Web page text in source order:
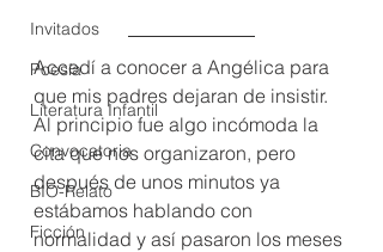
Invitados
Poesía
Literatura Infantil
Convocatoria
BIO-Relato
Ficción
Accedí a conocer a Angélica para
que mis padres dejaran de insistir.
Al principio fue algo incómoda la
cita que nos organizaron, pero
después de unos minutos ya
estábamos hablando con
normalidad y así pasaron los meses